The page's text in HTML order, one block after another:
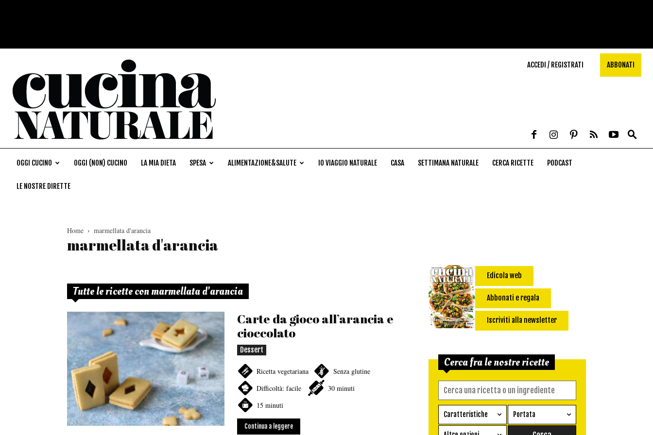
ACCEDI / REGISTRATI ABBONATI
OGGI CUCINO OGGI (NON) CUCINO LA MIA DIETA SPESA ALIMENTAZIONE&SALUTE IO VIAGGIO NATURALE CASA SETTIMANA NATURALE CERCA RICETTE PODCAST
LE NOSTRE DIRETTE
Home marmellata d'arancia
marmellata d'arancia
Tutte le ricette con marmellata d'arancia
Carte da gioco all’arancia e
cioccolato
Dessert
Ricetta vegetariana
Senza glutine
Difficoltà: facile
30 minuti
15 minuti
Continua a leggere
Edicola web
Abbonati e regala
Iscriviti alla newsletter
Cerca fra le nostre ricette
Caratteristiche
Ricetta vegetariana
Portata
Antipasto